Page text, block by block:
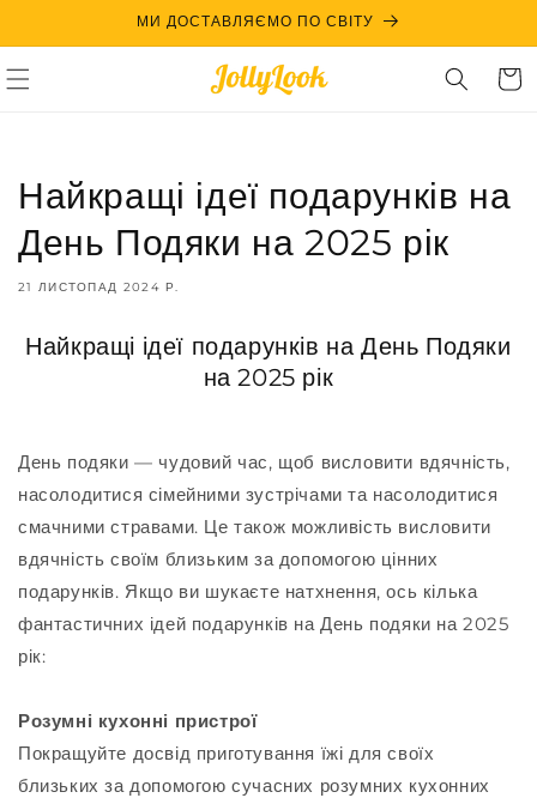
МИ ДОСТАВЛЯЄМО ПО СВІТУ
Cart
Найкращі ідеї подарунків на
День Подяки на 2025 рік
21 ЛИСТОПАД 2024 Р.
Найкращі ідеї подарунків на День Подяки
на 2025 рік
День подяки — чудовий час, щоб висловити вдячність,
насолодитися сімейними зустрічами та насолодитися
смачними стравами. Це також можливість висловити
вдячність своїм близьким за допомогою цінних
подарунків. Якщо ви шукаєте натхнення, ось кілька
фантастичних ідей подарунків на День подяки на 2025
рік:
Розумні кухонні пристрої
Покращуйте досвід приготування їжі для своїх
близьких за допомогою сучасних розумних кухонних